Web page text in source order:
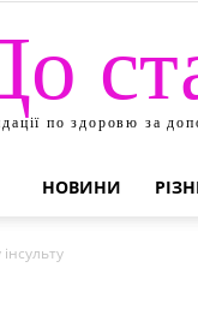
по здоровю за
НОВИНИ